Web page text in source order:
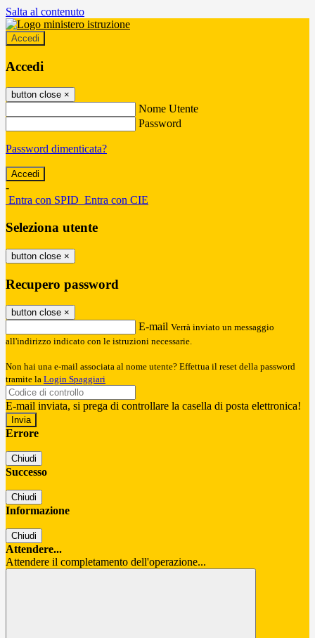
Salta al contenuto
Accedi
Accedi
button close ×
Nome Utente
Password
Password dimenticata?
-
Entra con SPID Entra con CIE
Seleziona utente
button close ×
Recupero password
button close ×
E-mail Verrà inviato un messaggio
all'indirizzo indicato con le istruzioni necessarie.
Non hai una e-mail associata al nome utente? Effettua il reset della password
tramite la Login Spaggiari
E-mail inviata, si prega di controllare la casella di posta elettronica!
Errore
Chiudi
Successo
Chiudi
Informazione
Chiudi
Attendere...
Attendere il completamento dell'operazione...